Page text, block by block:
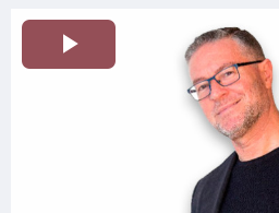
Reproducir